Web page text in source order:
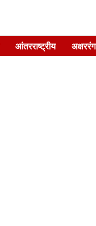
आंतरराष्ट्रीय अक्षररंग